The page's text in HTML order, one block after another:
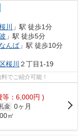
川
」駅 徒歩1分
」駅 徒歩5分
なんば」駅 徒歩10分
桜川 ２丁目1-19
でご紹介可能！
等：6,000円 )
金 0ヶ月
㎡